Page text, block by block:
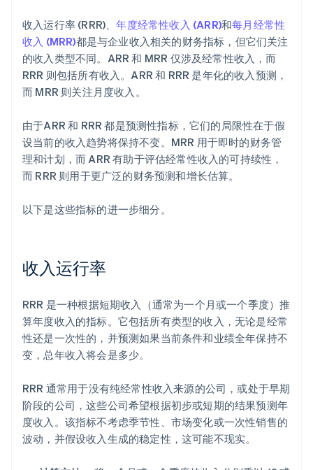
收入运行率 (RRR)、年度经常性收入 (ARR)和每月经常性
收入 (MRR)都是与企业收入相关的财务指标，但它们关注
的收入类型不同。ARR 和 MRR 仅涉及经常性收入，而
RRR 则包括所有收入。ARR 和 RRR 是年化的收入预测，
而 MRR 则关注月度收入。
由于ARR 和 RRR 都是预测性指标，它们的局限性在于假
设当前的收入趋势将保持不变。MRR 用于即时的财务管
理和计划，而 ARR 有助于评估经常性收入的可持续性，
而 RRR 则用于更广泛的财务预测和增长估算。
以下是这些指标的进一步细分。
收入运行率
RRR 是一种根据短期收入（通常为一个月或一个季度）推
算年度收入的指标。它包括所有类型的收入，无论是经常
性还是一次性的，并预测如果当前条件和业绩全年保持不
变，总年收入将会是多少。
RRR 通常用于没有纯经常性收入来源的公司，或处于早期
阶段的公司，这些公司希望根据初步或短期的结果预测年
度收入。该指标不考虑季节性、市场变化或一次性销售的
波动，并假设收入生成的稳定性，这可能不现实。